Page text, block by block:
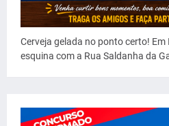
Cerveja gelada no ponto certo!
esquina com a Rua Saldanha da